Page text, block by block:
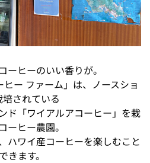
ーヒーのいい香りが。
ヒー ファーム」は、ノースショ
培されている
ド「ワイアルアコーヒー」を栽
ーヒー農園。
ハワイ産コーヒーを楽しむこと
きます。